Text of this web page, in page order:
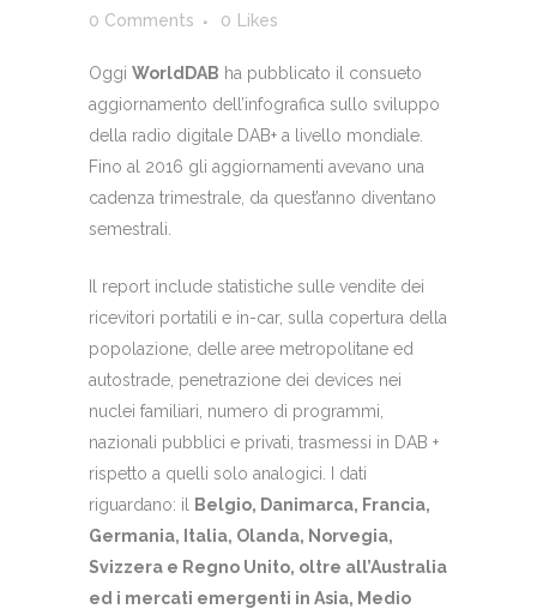
0 Comments
0 Likes
Oggi WorldDAB ha pubblicato il consueto
aggiornamento dell’infografica sullo sviluppo
della radio digitale DAB+ a livello mondiale.
Fino al 2016 gli aggiornamenti avevano una
cadenza trimestrale, da quest’anno diventano
semestrali.
Il report include statistiche sulle vendite dei
ricevitori portatili e in-car, sulla copertura della
popolazione, delle aree metropolitane ed
autostrade, penetrazione dei devices nei
nuclei familiari, numero di programmi,
nazionali pubblici e privati, trasmessi in DAB +
rispetto a quelli solo analogici. I dati
riguardano: il
Belgio, Danimarca, Francia,
Germania, Italia, Olanda, Norvegia,
Svizzera e Regno Unito, oltre all’Australia
ed i mercati emergenti in Asia, Medio